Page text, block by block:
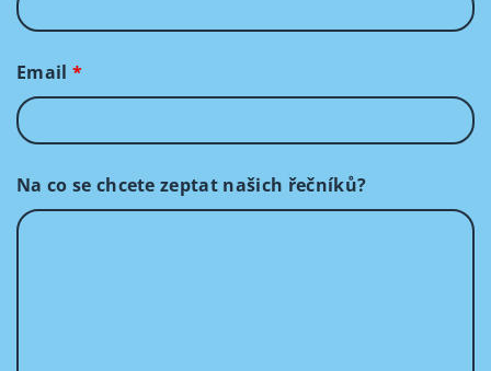
Email *
Na co se chcete zeptat našich řečníků?